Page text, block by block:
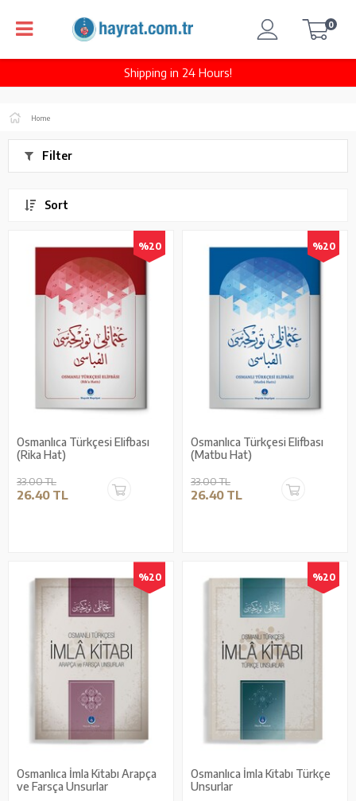
Shipping in 24 Hours!
0
Home
Filter
Sort
%20
Osmanlıca Türkçesi Elifbası
(Rika Hat)
33.00 TL
26.40 TL
%20
Osmanlıca Türkçesi Elifbası
(Matbu Hat)
33.00 TL
26.40 TL
%20
Osmanlıca İmla Kitabı Arapça
ve Farsça Unsurlar
%20
Osmanlıca İmla Kitabı Türkçe
Unsurlar